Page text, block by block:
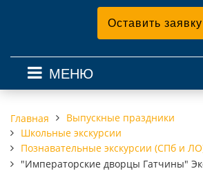
Оставить заявку
МЕНЮ
Главная
Выпускные праздники
Школьные экскурсии
Познавательные экскурсии (СПб и
"Императорские дворцы Гатчины"